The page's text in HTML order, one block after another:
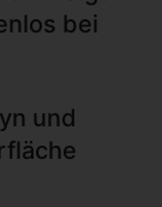
bei
und